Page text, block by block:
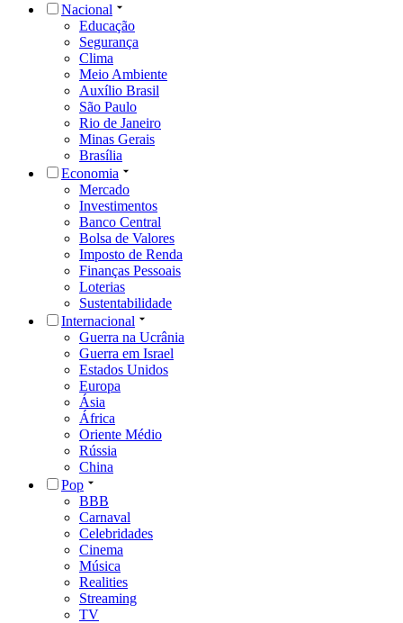
Nacional
Educação
Segurança
Clima
Meio Ambiente
Auxílio Brasil
São Paulo
Rio de Janeiro
Minas Gerais
Brasília
Economia
Mercado
Investimentos
Banco Central
Bolsa de Valores
Imposto de Renda
Finanças Pessoais
Loterias
Sustentabilidade
Internacional
Guerra na Ucrânia
Guerra em Israel
Estados Unidos
Europa
Ásia
África
Oriente Médio
Rússia
China
Pop
BBB
Carnaval
Celebridades
Cinema
Música
Realities
Streaming
TV